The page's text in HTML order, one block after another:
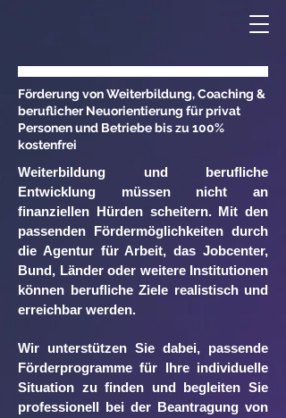
Förderung von Weiterbildung, Coaching &
beruflicher Neuorientierung für privat
Personen und Betriebe bis zu 100%
kostenfrei
Weiterbildung und berufliche
Entwicklung müssen nicht an
finanziellen Hürden scheitern. Mit den
passenden Fördermöglichkeiten durch
die Agentur für Arbeit, das Jobcenter,
Bund, Länder oder weitere Institutionen
können berufliche Ziele realistisch und
erreichbar werden.
Wir unterstützen Sie dabei, passende
Förderprogramme für Ihre individuelle
Situation zu finden und begleiten Sie
professionell bei der Beantragung von